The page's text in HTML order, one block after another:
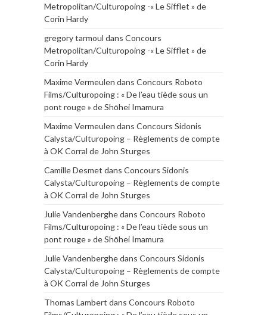
Metropolitan/Culturopoing -« Le Sifflet » de
Corin Hardy
gregory tarmoul dans Concours
Metropolitan/Culturopoing -« Le Sifflet » de
Corin Hardy
Maxime Vermeulen dans Concours Roboto
Films/Culturopoing : « De l’eau tiède sous un
pont rouge » de Shōhei Imamura
Maxime Vermeulen dans Concours Sidonis
Calysta/Culturopoing – Règlements de compte
à OK Corral de John Sturges
Camille Desmet dans Concours Sidonis
Calysta/Culturopoing – Règlements de compte
à OK Corral de John Sturges
Julie Vandenberghedans Concours Roboto
Films/Culturopoing : « De l’eau tiède sous un
pont rouge » de Shōhei Imamura
Julie Vandenberghedans Concours Sidonis
Calysta/Culturopoing – Règlements de compte
à OK Corral de John Sturges
Thomas Lambert dans Concours Roboto